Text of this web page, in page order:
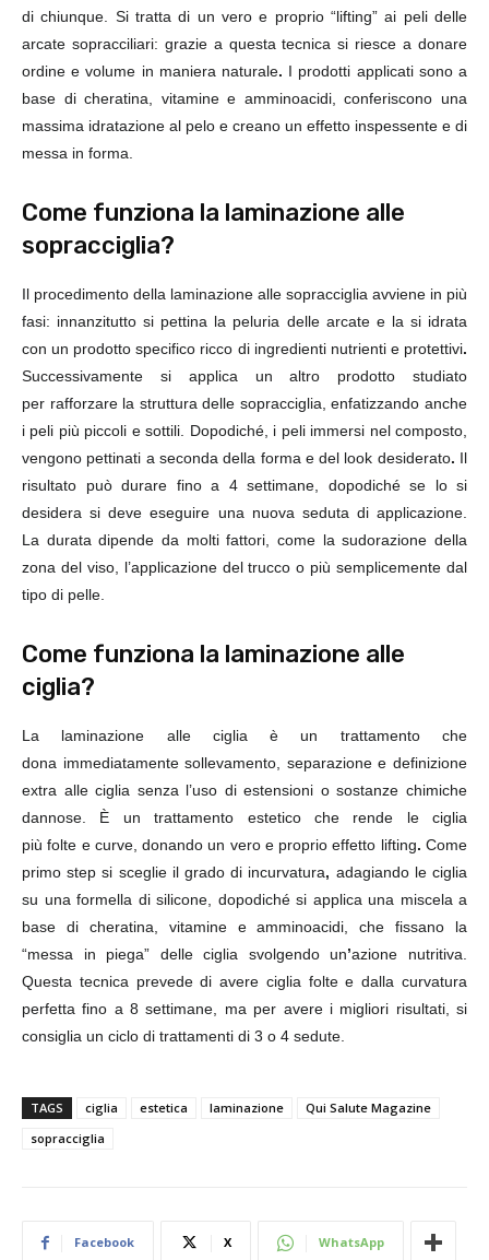
di chiunque. Si tratta di un vero e proprio “lifting” ai peli delle
arcate sopracciliari: grazie a questa tecnica si riesce a donare
ordine evolume in maniera naturale. I prodotti applicati sonoa
base dicheratina , vitamine e amminoacidi, conferiscono una
massima idratazione al pelo e creano un effetto inspessente e di
messa in forma.
Come funziona la laminazione alle
sopracciglia?
Il procedimento della laminazione alle sopracciglia avviene in più
fasi: innanzitutto si pettina la peluria delle arcate e la si idrata
con un prodotto specifico ricco di ingredienti nutrienti e protettivi.
Successivamente si applica un altro prodotto studiato
per rafforzarela struttura delle sopracciglia, enfatizzando anche
i peli più piccoli e sottili. Dopodiché, i peli immersi nel composto,
vengono pettinati a seconda della forma e del look desiderato. Il
risultato può durare fino a 4 settimane, dopodiché se lo si
desidera si deve eseguire una nuova seduta di applicazione.
La durata dipende da molti fattori, come la sudorazione della
zona del viso, l’applicazione del trucco o più semplicemente dal
tipo di pelle.
Come funziona la laminazione alle
ciglia?
La laminazione alle ciglia è un trattamento che
dona immediatamentesollevamento, separazione edefinizione
extra alle ciglia senza l’uso di estensioni o sostanze chimiche
dannose. È un trattamento estetico che rende le ciglia
più folte e curve, donando un vero e proprioeffetto lifting.Come
primo step si sceglie il grado di incurvatura, adagiando le ciglia
su una formella di silicone, dopodiché si applica una miscela a
base di cheratina, vitaminee amminoacidi, che fissano la
“messa in piega” delle ciglia svolgendo un’azione nutritiva
Questa tecnica prevede di avere ciglia folte e dalla curvatura
perfetta fino a 8 settimane, ma per avere i migliori risultati, si
consiglia un ciclo di trattamenti di 3 o 4 sedute.
TAGS ciglia estetica laminazione
Qui Salute Magazine
sopracciglia
Facebook X WhatsApp